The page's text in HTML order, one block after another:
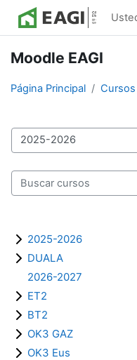
Salta al contenido principal
Moodle EAGI
Página Principal Cursos
Categorías
Buscar cursos
2025-2026
DUALA
2026-2027
ET2
BT2
OK3 GAZ
OK3 Eus